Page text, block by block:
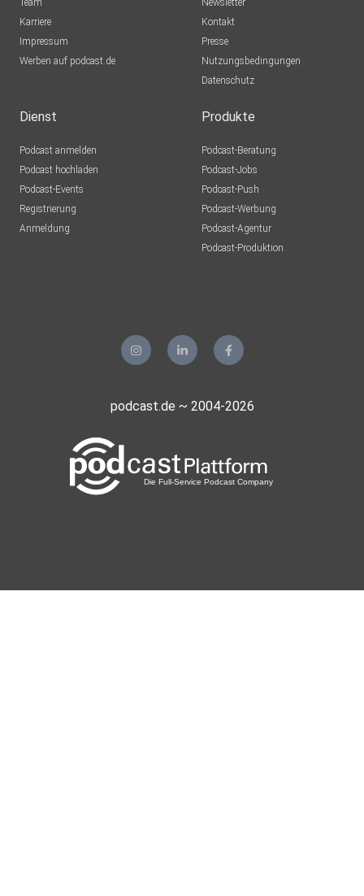
Team
Karriere
Impressum
Werben auf podcast.de
Newsletter
Kontakt
Presse
Nutzungsbedingungen
Datenschutz
Dienst
Podcast anmelden
Podcast hochladen
Podcast-Events
Registrierung
Anmeldung
Produkte
Podcast-Beratung
Podcast-Jobs
Podcast-Push
Podcast-Werbung
Podcast-Agentur
Podcast-Produktion
podcast.de ~ 2004-2026